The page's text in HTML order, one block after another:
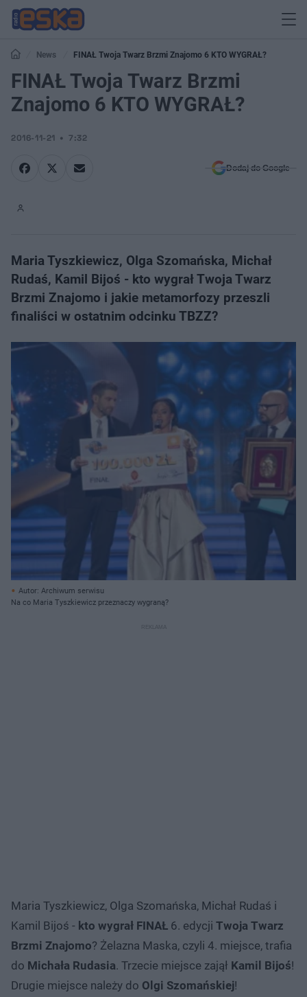
News FINAŁ Twoja Twarz Brzmi Znajomo 6 KTO WYGRAŁ?
FINAŁ Twoja Twarz Brzmi
Znajomo 6 KTO WYGRAŁ?
2016-11-21 7:32
Dodaj do Google
Maria Tyszkiewicz, Olga Szomańska, Michał
Rudaś, Kamil Bijoś - kto wygrał Twoja Twarz
Brzmi Znajomo i jakie metamorfozy przeszli
finaliści w ostatnim odcinku TBZZ?
Autor: Archiwum serwisu
Na co Maria Tyszkiewicz przeznaczy wygraną?
Maria Tyszkiewicz, Olga Szomańska, Michał Rudaś i
Kamil Bijoś - kto wygrał FINAŁ 6. edycji Twoja Twarz
Brzmi Znajomo? Żelazna Maska, czyli 4. miejsce, trafia
do Michała Rudasia. Trzecie miejsce zajął Kamil Bijoś!
Drugie miejsce należy do Olgi Szomańskiej!